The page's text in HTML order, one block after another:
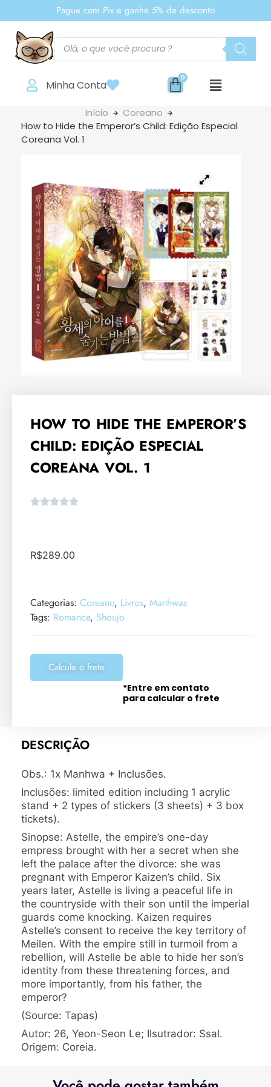
Pague com Pix e ganhe 5% de desconto
Minha Conta
Início
Coreano
How to Hide the Emperor’s Child: Edição Especial
Coreana Vol. 1
HOW TO HIDE THE EMPEROR’S
CHILD: EDIÇÃO ESPECIAL
COREANA VOL. 1
R$289.00
Categorias: Coreano, Livros, Manhwas
Tags: Romance, Shoujo
Calcule o frete
*Entre em contato
para calcular o frete
DESCRIÇÃO
Obs.: 1x Manhwa + Inclusões.
Inclusões: limited edition including 1 acrylic
stand + 2 types of stickers (3 sheets) + 3 box
tickets).
Sinopse: Astelle, the empire’s one-day
empress brought with her a secret when she
left the palace after the divorce: she was
pregnant with Emperor Kaizen’s child. Six
years later, Astelle is living a peaceful life in
the countryside with their son until the imperial
guards come knocking. Kaizen requires
Astelle’s consent to receive the key territory of
Meilen. With the empire still in turmoil from a
rebellion, will Astelle be able to hide her son’s
identity from these threatening forces, and
more importantly, from his father, the
emperor?
(Source: Tapas)
Autor: 26, Yeon-Seon Le; Ilsutrador: Ssal.
Origem: Coreia.